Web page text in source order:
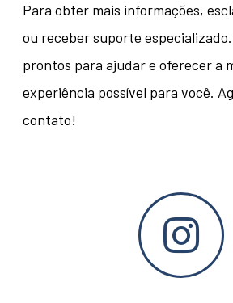
Para obter mais informações,
ou receber suporte
prontos para ajudar e oferecer a
experiência possível para você.
contato!